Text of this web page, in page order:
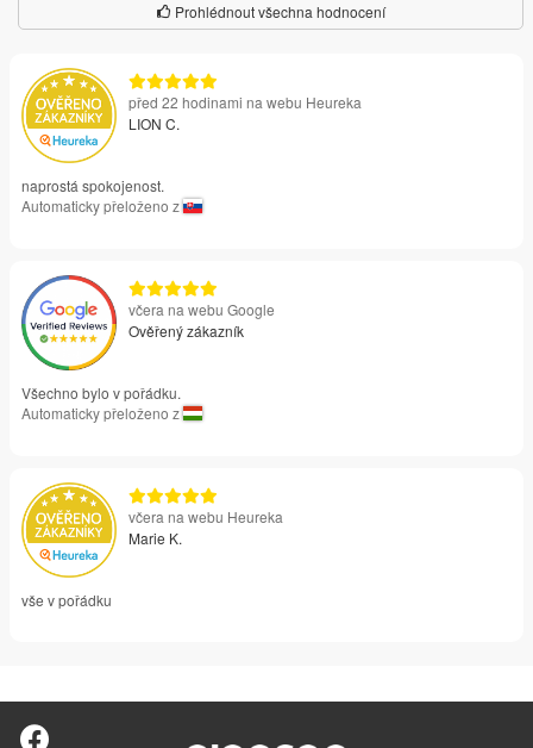
Prohlédnout všechna hodnocení
před 22 hodinami na webu Heureka
LION C.
naprostá spokojenost.
Automaticky přeloženo z
včera na webu Google
Ověřený zákazník
Všechno bylo v pořádku.
Automaticky přeloženo z
včera na webu Heureka
Marie K.
vše v pořádku